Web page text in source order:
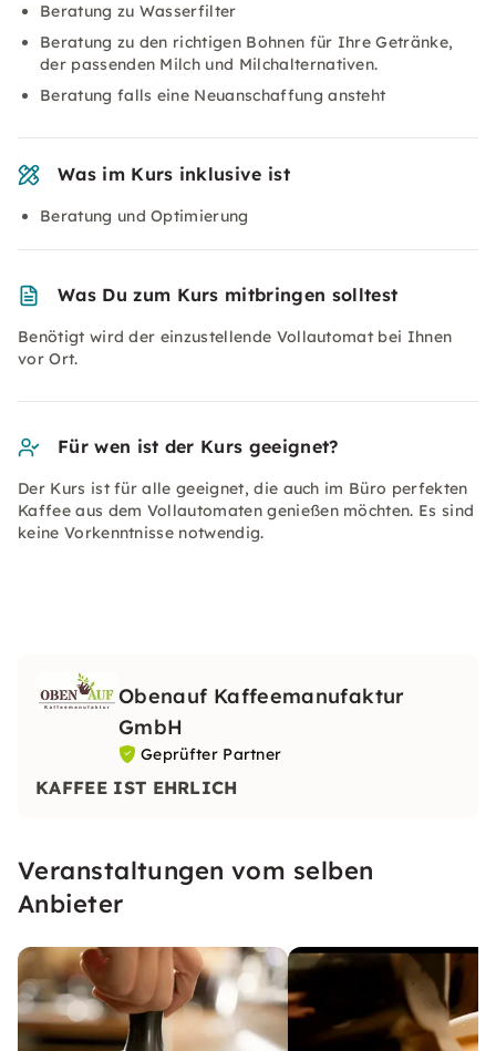
Beratung zu Wasserfilter
Beratung zu den richtigen Bohnen für Ihre Getränke,
der passenden Milch und Milchalternativen.
Beratung falls eine Neuanschaffung ansteht
Was im Kurs inklusive ist
Beratung und Optimierung
Was Du zum Kurs mitbringen solltest
Benötigt wird der einzustellende Vollautomat bei Ihnen
vor Ort.
Für wen ist der Kurs geeignet?
Der Kurs ist für alle geeignet, die auch im Büro perfekten
Kaffee aus dem Vollautomaten genießen möchten. Es sind
keine Vorkenntnisse notwendig.
Obenauf Kaffeemanufaktur
GmbH
Geprüfter Partner
KAFFEE IST EHRLICH
Veranstaltungen vom selben
Anbieter